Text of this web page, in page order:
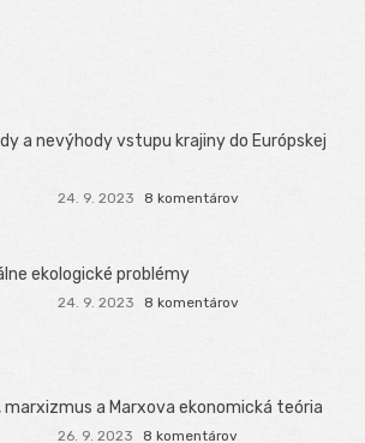
a nevýhody vstupu krajiny do Európskej
24. 9. 2023 8 komentárov
ekologické problémy
24. 9. 2023 8 komentárov
marxizmus a Marxova ekonomická teória
26. 9. 2023 8 komentárov